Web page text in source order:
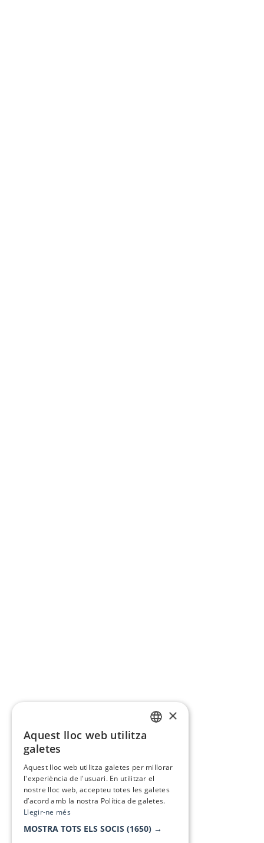
×
Aquest lloc web utilitza
galetes
Aquest lloc web utilitza galetes per millorar
l'experiència de l'usuari. En utilitzar el
nostre lloc web, accepteu totes les galetes
d’acord amb la nostra Política de galetes.
Llegir-ne més
MOSTRA TOTS ELS SOCIS (1650) →